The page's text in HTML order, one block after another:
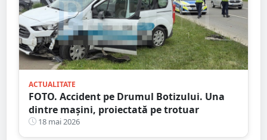
ACTUALITATE
FOTO. Accident pe Drumul Botizului. Una
dintre mașini, proiectată pe trotuar
18 mai 2026